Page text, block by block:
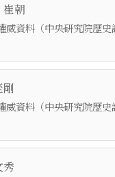
崔朝
威資料（中央研究院歷史
剛
威資料（中央研究院歷史
秀